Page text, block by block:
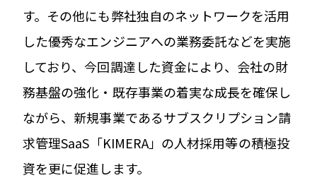
す。その他にも弊社独自のネットワークを活用
した優秀なエンジニアへの業務委託などを実施
しており、今回調達した資金により、会社の財
務基盤の強化・既存事業の着実な成長を確保し
ながら、新規事業であるサブスクリプション請
求管理SaaS「KIMERA」の人材採用等の積極投
資を更に促進します。